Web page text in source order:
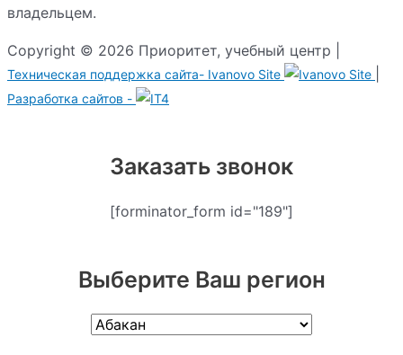
владельцем.
Copyright © 2026 Приоритет, учебный центр |
Техническая поддержка сайта- Ivanovo Site
Разработка сайтов -
Заказать звонок
[forminator_form id="189"]
Выберите Ваш регион